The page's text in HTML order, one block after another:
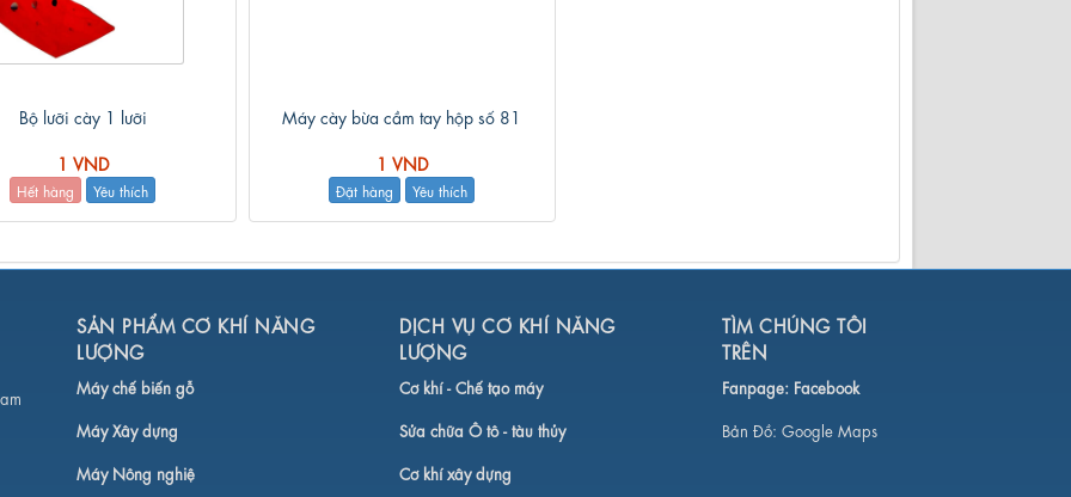
Bộ lưỡi cày 1 lưỡi
1 VND
Hết hàng Yêu thích
Máy cày bừa cầm tay hộp số 81
1 VND
Đặt hàng Yêu thích
SẢN PHẨM CƠ KHÍ NĂNG
LƯỢNG
Máy chế biến gỗ
Máy Xây dựng
Máy Nông nghiệ
DỊCH VỤ CƠ KHÍ NĂNG
LƯỢNG
Cơ khí -Chế tạo máy
Sửa chữa Ô tô - tàu thủy
Cơ khí xây dựng
TÌM CHÚNG TÔI
TRÊN
Fanpage: Facebook
Bản Đồ: Google Maps